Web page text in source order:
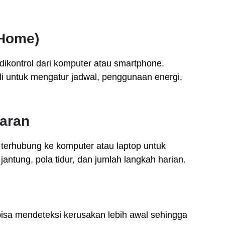
dari komputer atau smartphone.
untuk mengatur jadwal, penggunaan energi,
ke komputer atau laptop untuk
pola tidur, dan jumlah langkah harian.
mendeteksi kerusakan lebih awal sehingga